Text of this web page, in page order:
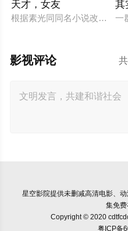
天才，女友
根据素光同同名小说改编。
其
一
影视评论
星空影院提供未删减高清电影、
集免
Copyright © 2020
粤ICP备